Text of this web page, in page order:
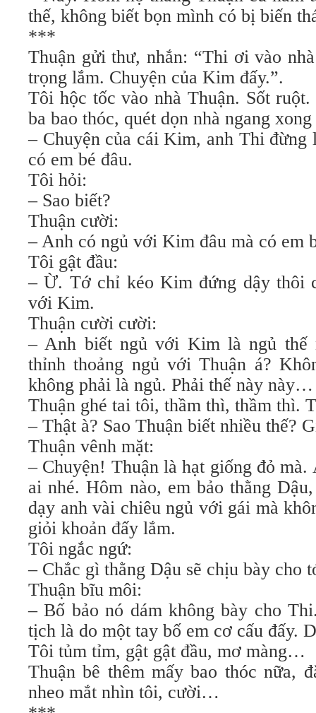
thế, không biết bọn mình có bị biến
***
Thuận gửi thư, nhắn: “Thi ơi vào
trọng lắm. Chuyện của Kim đấy.”.
Tôi hộc tốc vào nhà Thuận. Sốt
ba bao thóc, quét dọn nhà ngang
– Chuyện của cái Kim, anh Thi đừng
có em bé đâu.
Tôi hỏi:
– Sao biết?
Thuận cười:
– Anh có ngủ với Kim đâu mà có em
Tôi gật đầu:
– Ừ. Tớ chỉ kéo Kim đứng dậy thôi
với Kim.
Thuận cười cười:
– Anh biết ngủ với Kim là ngủ thế
thỉnh thoảng ngủ với Thuận á?
không phải là ngủ. Phải thế này này…
Thuận ghé tai tôi, thầm thì, thầm thì.
– Thật à? Sao Thuận biết nhiều thế?
Thuận vênh mặt:
– Chuyện! Thuận là hạt giống đỏ
ai nhé. Hôm nào, em bảo thằng
dạy anh vài chiêu ngủ với gái mà
giỏi khoản đấy lắm.
Tôi ngắc ngứ:
– Chắc gì thằng Dậu sẽ chịu bày cho
Thuận bĩu môi:
– Bố bảo nó dám không bày cho
tịch là do một tay bố em cơ cấu đấy.
Tôi tủm tỉm, gật gật đầu, mơ màng…
Thuận bê thêm mấy bao thóc nữa,
nheo mắt nhìn tôi, cười…